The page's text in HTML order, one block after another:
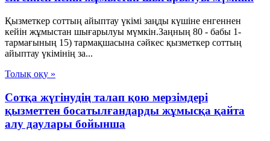
Қызметкер соттың айыптау үкімі заңды күшіне енгеннен
кейін жұмыстан шығарылуы мүмкін.Заңның 80 - бабы 1-
тармағының 15) тармақшасына сәйкес қызметкер соттың
айыптау үкімінің за...
Толық оқу »
Сотқа жүгінудің талап қою мерзімдері
қызметтен босатылғандарды жұмысқа қайта
алу даулары бойынша